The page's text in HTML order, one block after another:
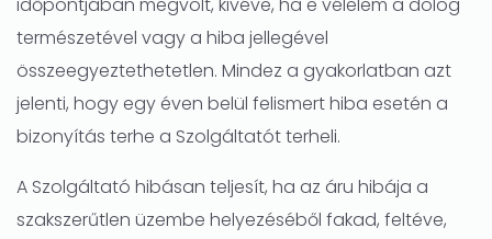
természetével vagy a hiba jellegével
összeegyeztethetetlen. Mindez a gyakorlatban azt
jelenti, hogy egy éven belül felismert hiba esetén a
bizonyítás terhe a Szolgáltatót terheli.
A Szolgáltató hibásan teljesít, ha az áru hibája a
szakszerűtlen üzembe helyezéséből fakad, feltéve,